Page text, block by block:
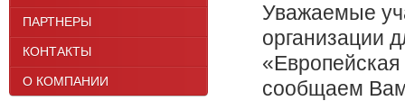
ПАРТНЕРЫ
КОНТАКТЫ
О КОМПАНИИ
Уважаемые
организации
«Европейская
сообщаем